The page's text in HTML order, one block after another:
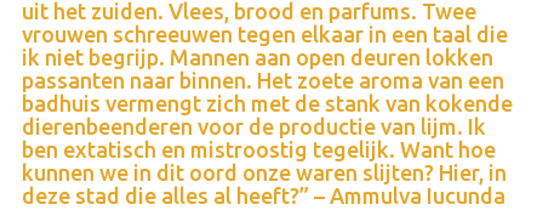
uit het zuiden. Vlees, brood en parfums. Twee
vrouwen schreeuwen tegen elkaar in een taal die
ik niet begrijp. Mannen aan open deuren lokken
passanten naar binnen. Het zoete aroma van een
badhuis vermengt zich met de stank van kokende
dierenbeenderen voor de productie van lijm. Ik
ben extatisch en mistroostig tegelijk. Want hoe
kunnen we in dit oord onze waren slijten? Hier, in
deze stad die alles al heeft?” – Ammulva Iucunda